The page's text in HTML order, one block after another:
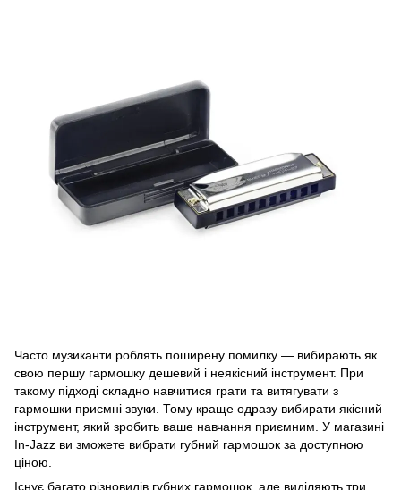
Часто музиканти роблять поширену помилку — вибирають як
свою першу гармошку дешевий і неякісний інструмент. При
такому підході складно навчитися грати та витягувати з
гармошки приємні звуки. Тому краще одразу вибирати якісний
інструмент, який зробить ваше навчання приємним. У магазині
In-Jazz ви зможете вибрати губний гармошок за доступною
ціною.
Існує багато різновидів губних гармошок, але виділяють три